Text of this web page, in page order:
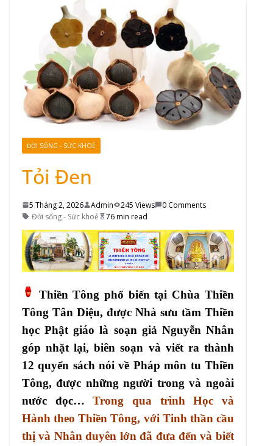
ĐỜI SỐNG - SỨC KHOẺ
Tỏi Đen
5 Tháng 2, 2026 Admin 245 Views
0 Comments
Đời sống - Sức khoẻ
76 min read
Thiền Tông phổ biến tại Chùa Thiền
Tông Tân Diệu, được Nhà sưu tầm Thiền
học Phật giáo là soạn giả Nguyễn Nhân
góp nhặt lại, biên soạn và viết ra thành
12 quyển sách nói về Pháp môn tu Thiền
Tông, được những người trong và ngoài
nước đọc…Trong qua trình Học và
Hành theo Thiền Tông, với Tinh thần cầu
thị và Nhân duyên lớn đã đưa đến và biết